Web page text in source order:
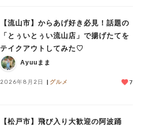
【流山市】からあげ好き必見！話題の
「とぅいとぅい流山店」で揚げたてを
テイクアウトしてみた♡
Ayuuまま
2026年8月2日 グルメ 7
【松戸市】飛び入り大歓迎の阿波踊